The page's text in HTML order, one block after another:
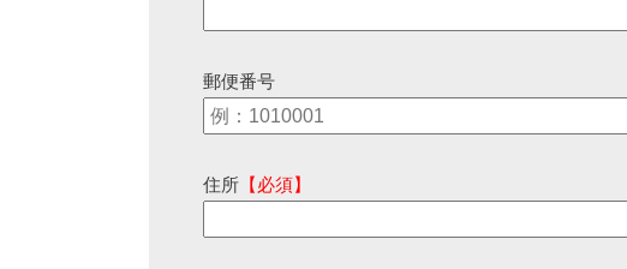
郵便番号
住所 【必須】